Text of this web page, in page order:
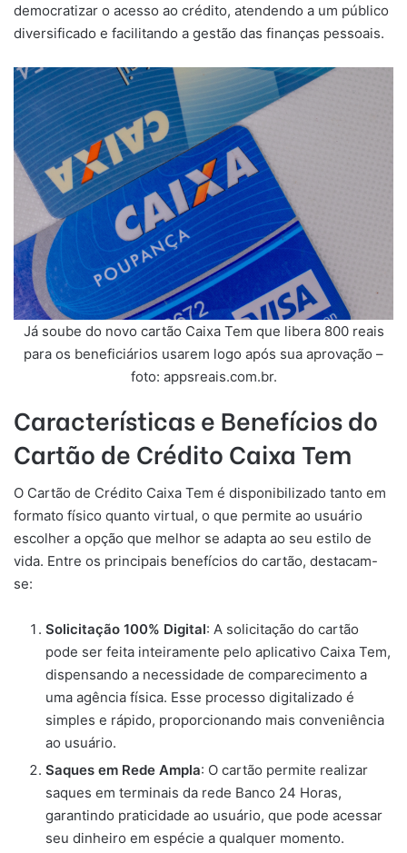
democratizar o acesso ao crédito, atendendo a um público
diversificado e facilitando a gestão das finanças pessoais.
Já soube do novo cartão Caixa Tem que libera 800 reais
para os beneficiários usarem logo após sua aprovação –
foto: appsreais.com.br.
Características e Benefícios do
Cartão de Crédito Caixa Tem
O Cartão de Crédito Caixa Tem é disponibilizado tanto em
formato físico quanto virtual, o que permite ao usuário
escolher a opção que melhor se adapta ao seu estilo de
vida. Entre os principais benefícios do cartão, destacam-
se:
Solicitação 100% Digital: A solicitação do cartão
pode ser feita inteiramente pelo aplicativo Caixa Tem,
dispensando a necessidade de comparecimento a
uma agência física. Esse processo digitalizado é
simples e rápido, proporcionando mais conveniência
ao usuário.
Saques em Rede Ampla: O cartão permite realizar
saques em terminais da rede Banco 24 Horas,
garantindo praticidade ao usuário, que pode acessar
seu dinheiro em espécie a qualquer momento.